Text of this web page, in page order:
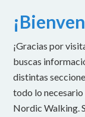
¡Gracias por
buscas
distintas
todo lo necesario
Nordic Walking.